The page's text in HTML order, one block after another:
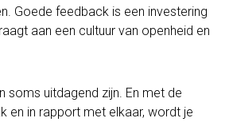
Goede feedback is een investering
aan een cultuur van openheid en
soms uitdagend zijn. En met de
en in rapport met elkaar, wordt je